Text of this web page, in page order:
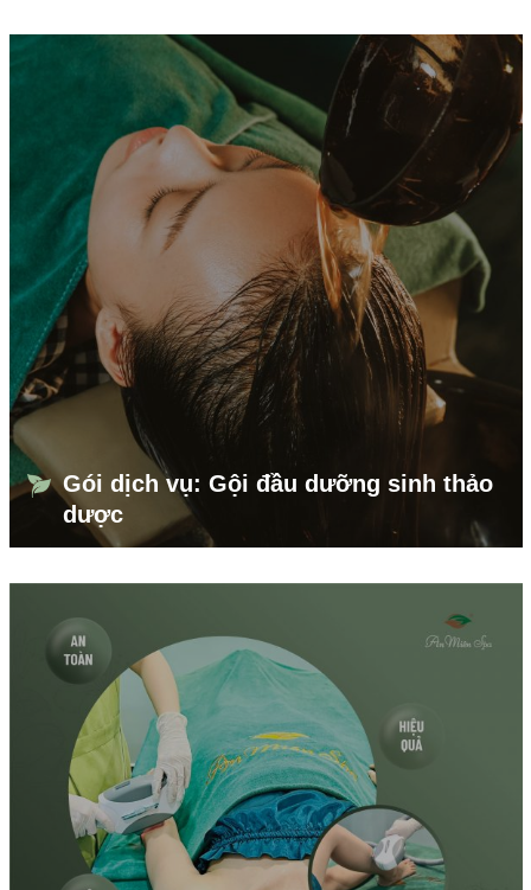
Gói dịch vụ: Gội đầu dưỡng sinh thảo
dược